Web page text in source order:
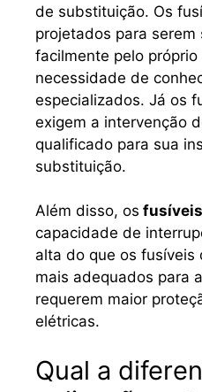
de substituição. Os
projetados para
facilmente pelo próprio
necessidade de
especializados. Já os
exigem a intervenção
qualificado para sua
substituição.
Além disso, os
capacidade de
alta do que os fusíveis
mais adequados para
requerem maior
elétricas.
Qual a